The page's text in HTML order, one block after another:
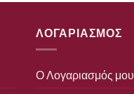
ΛΟΓΑΡΙΑΣΜΟΣ
Ο Λογαριασμός μου